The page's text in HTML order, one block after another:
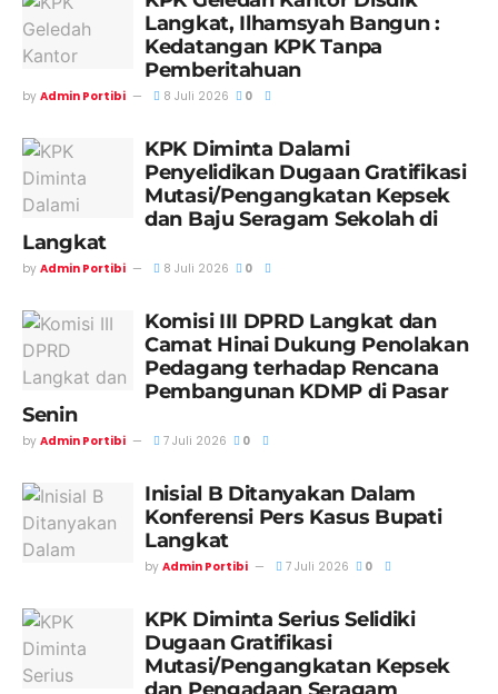
Langkat, Ilhamsyah Bangun :
Kedatangan KPK Tanpa
Pemberitahuan
by Admin Portibi 8 Juli 2026 0
KPK Diminta Dalami
Penyelidikan Dugaan Gratifikasi
Mutasi/Pengangkatan Kepsek
dan Baju Seragam Sekolah di
Langkat
by Admin Portibi 8 Juli 2026 0
Komisi III DPRD Langkat dan
Camat Hinai Dukung Penolakan
Pedagang terhadap Rencana
Pembangunan KDMP di Pasar
Senin
by Admin Portibi 7 Juli 2026 0
Inisial B Ditanyakan Dalam
Konferensi Pers Kasus Bupati
Langkat
by Admin Portibi 7 Juli 2026 0
KPK Diminta Serius Selidiki
Dugaan Gratifikasi
Mutasi/Pengangkatan Kepsek